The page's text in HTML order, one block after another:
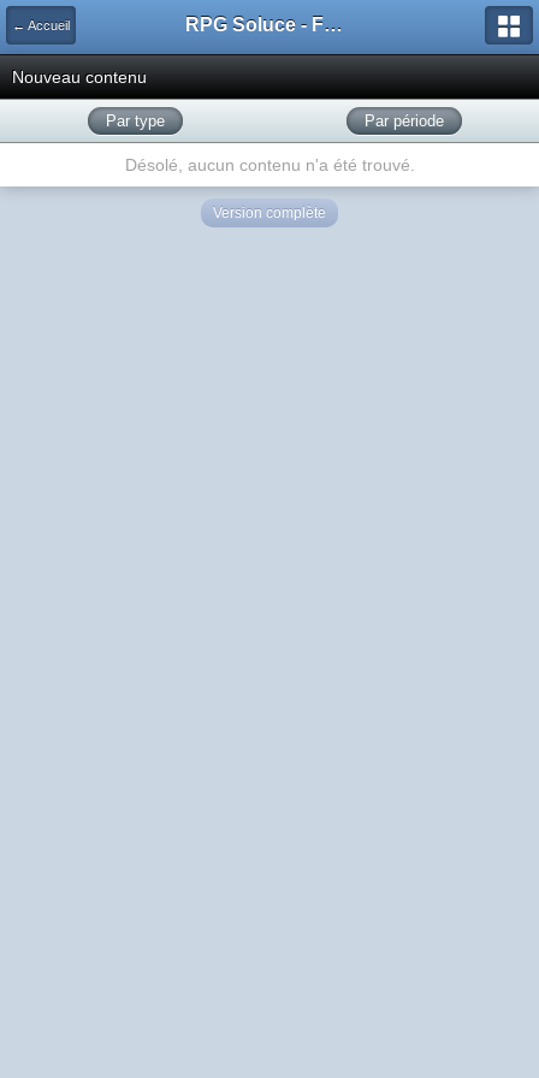
← Accueil RPG Soluce - Forum
Nouveau contenu
Par type Par période
Désolé, aucun contenu n'a été trouvé.
Version complète